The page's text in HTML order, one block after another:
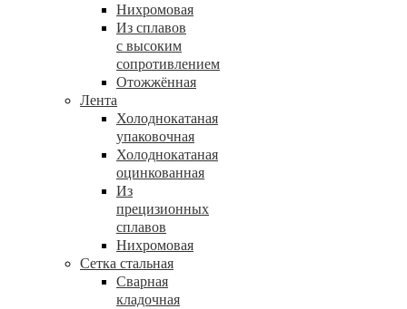
Нихромовая
Из сплавов
с высоким
сопротивлением
Отожжённая
Лента
Холоднокатаная
упаковочная
Холоднокатаная
оцинкованная
Из
прецизионных
сплавов
Нихромовая
Сетка стальная
Сварная
кладочная